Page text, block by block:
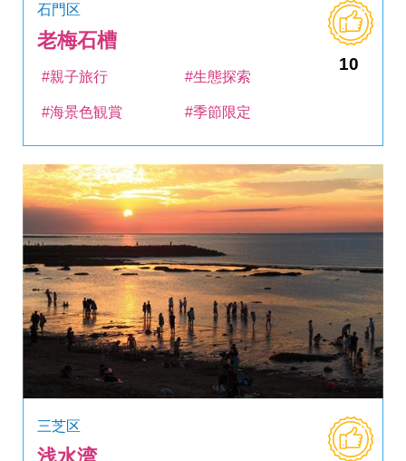
石門区
老梅石槽
10
#親子旅行 #生態探索
#海景色観賞 #季節限定
三芝区